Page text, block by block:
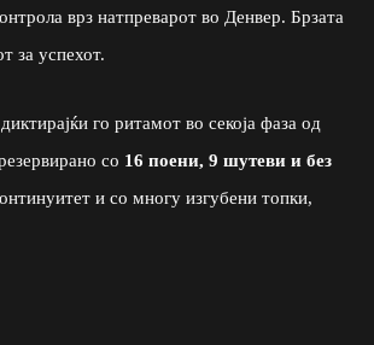
врз натпреварот во Денвер. Брзата
за успехот.
го ритамот во секоја фаза од
со 16 поени, 9 шутеви и без
и со многу изгубени топки,